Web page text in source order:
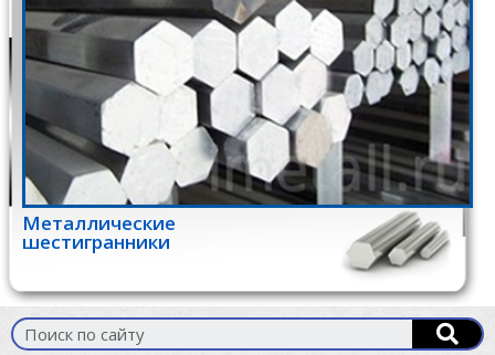
Металлические
шестигранники